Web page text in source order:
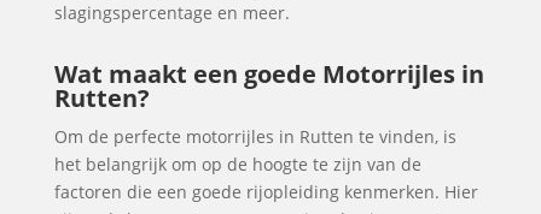
slagingspercentage en meer.
Wat maakt een goede Motorrijles in
Rutten?
Om de perfecte motorrijles in Rutten te vinden, is
het belangrijk om op de hoogte te zijn van de
factoren die een goede rijopleiding kenmerken. Hier